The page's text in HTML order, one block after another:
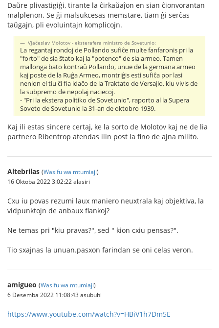
Daŭre plivastigiĝi, tirante la ĉirkaŭaĵon en sian ĉionvorantan
malplenon. Se ĝi malsukcesas memstare, tiam ĝi serĉas
taŭgajn, pli evoluintajn komplicojn.
Vjaĉeslav Molotov - eksterafera ministro de Sovetunio:
La regantaj rondoj de Pollando sufiĉe multe fanfaronis pri la
"forto" de sia ŝtato kaj la "potenco" de sia armeo. Tamen
mallonga bato kontraŭ Pollando, unue de la germana armeo
kaj poste de la Ruĝa Armeo, montriĝis esti sufiĉa por lasi
nenion el tiu ĉi fia idaĉo de la Traktato de Versajlo, kiu vivis de
la subpremo de nepolaj naciecoj.
- "Pri la ekstera politiko de Sovetunio", raporto al la Supera
Soveto de Sovetunio la 31-an de oktobro 1939.
Kaj ili estas sincere certaj, ke la sorto de Molotov kaj ne de lia
partnero Ribentrop atendas ilin post la fino de ajna milito.
Altebrilas (Wasifu wa mtumiaji)
16 Oktoba 2022 3:02:22 alasiri
Cxu iu povas rezumi laux maniero neuxtrala kaj objektiva, la
vidpunktojn de anbaux flankoj?
Ne temas pri "kiu pravas?", sed " kion cxiu pensas?".
Tio sxajnas la unuan.pasxon farindan se oni celas veron.
amigueo (Wasifu wa mtumiaji)
6 Desemba 2022 11:08:43 asubuhi
https://www.youtube.com/watch?v=HBiV1h7Dm5E